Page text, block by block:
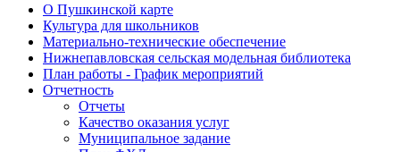
О Пушкинской карте
Культура для школьников
Материально-технические обеспечение
Нижнепавловская сельская модельная библиотека
План работы - График мероприятий
Отчетность
Отчеты
Качество оказания услуг
Муниципальное задание